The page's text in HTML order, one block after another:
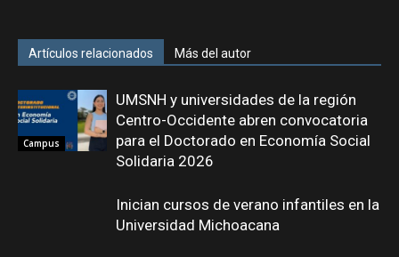
Artículos relacionados Más del autor
Campus
UMSNH y universidades de la región
Centro-Occidente abren convocatoria
para el Doctorado en Economía Social
Solidaria 2026
Inician cursos de verano infantiles en la
Universidad Michoacana